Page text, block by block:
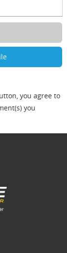
you agree to
you